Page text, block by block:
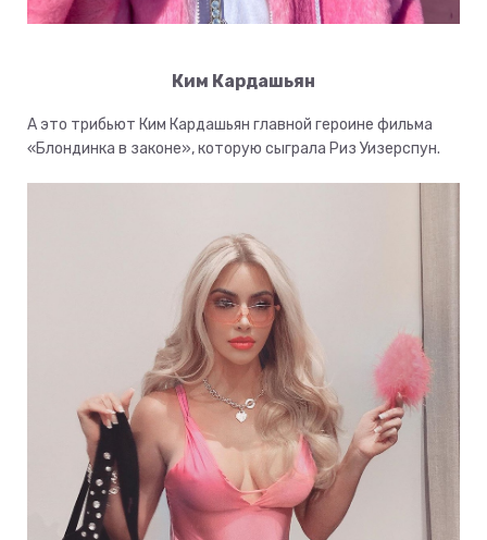
Ким Кардашьян
А это трибьют Ким Кардашьян главной героине фильма
«Блондинка в законе», которую сыграла Риз Уизерспун.